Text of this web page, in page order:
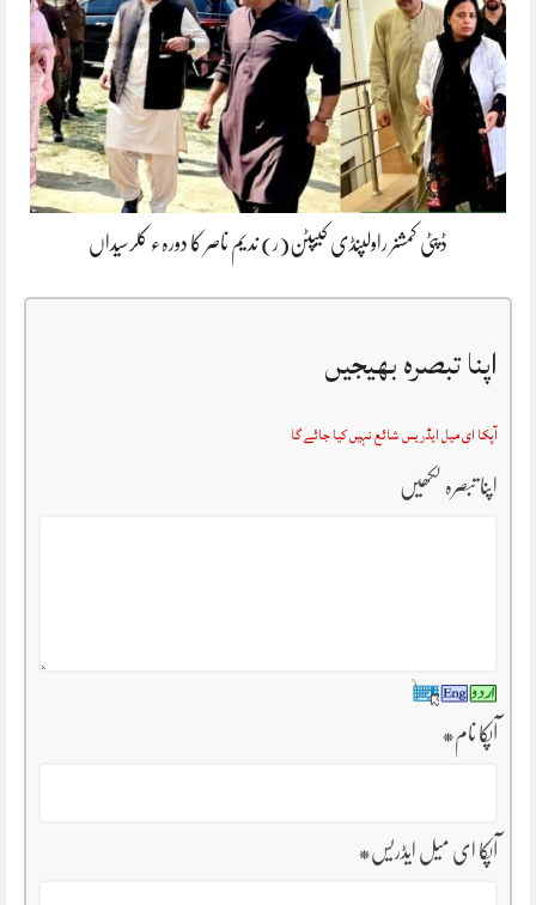
ڈپٹی کمشنر راولپنڈی کیپٹن(ر) ندیم ناصر کا دورہء کلرسیداں
اپنا تبصرہ بھیجیں
آپکا ای میل ایڈریس شائع نہیں کیا جائے گا
اپنا تبصرہ لکھیں
آپکا نام*
آپکا ای میل ایڈریس*